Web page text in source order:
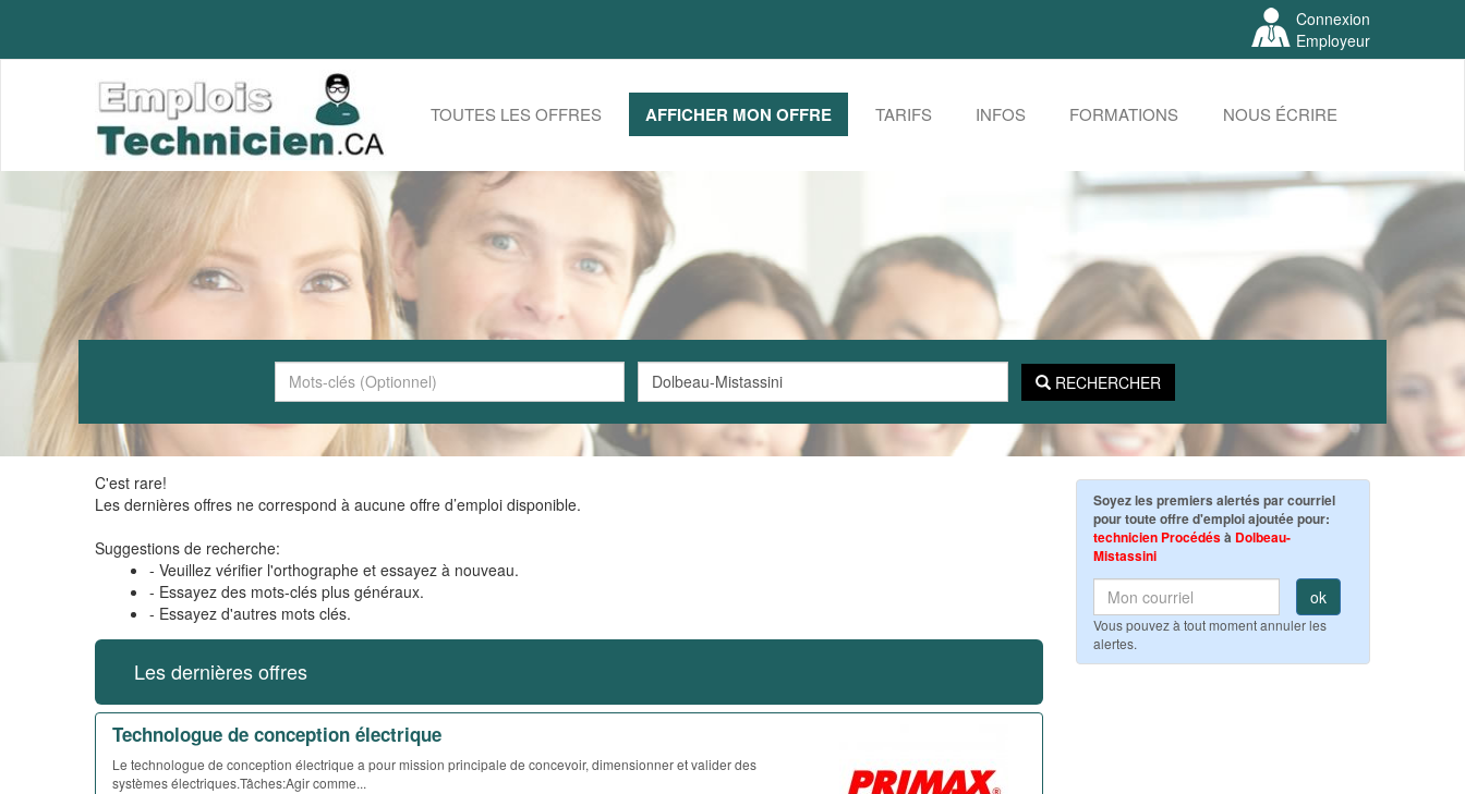
Connexion
Employeur
TOUTES LES OFFRES AFFICHER MON OFFRE TARIFS INFOS FORMATIONS NOUS ÉCRIRE
RECHERCHER
C'est rare!
Les dernières offres ne correspond à aucune offre d’emploi disponible.
Suggestions de recherche:
- Veuillez vérifier l'orthographe et essayez à nouveau.
- Essayez des mots-clés plus généraux.
- Essayez d'autres mots clés.
Les dernières offres
Technologue de conception électrique
Le technologue de conception électrique a pour mission principale de concevoir, dimensionner et valider des
systèmes électriques.Tâches:Agir comme...
Soyez les premiers alertés par courriel
pour toute offre d'emploi ajoutée pour:
technicien Procédésà Dolbeau-
Mistassini
ok
Vous pouvez à tout moment annuler les
alertes.